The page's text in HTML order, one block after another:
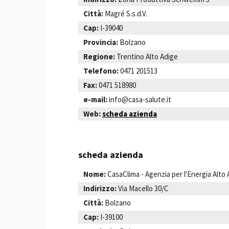
Città: Magré S.s.d.V.
Cap: I-39040
Provincia: Bolzano
Regione: Trentino Alto Adige
Telefono:0471 201513
Fax:0471 518980
e-mail:info@casa-salute.it
Web:scheda azienda
scheda azienda
Nome:CasaClima - Agenzia per l'Energia Alto
Indirizzo:Via Macello 30/C
Città: Bolzano
Cap: I-39100